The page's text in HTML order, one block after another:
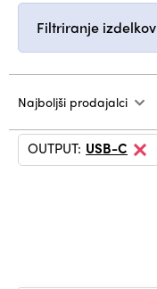
Filtriranje izdelkov
Najboljši prodajalci
OUTPUT: USB-C